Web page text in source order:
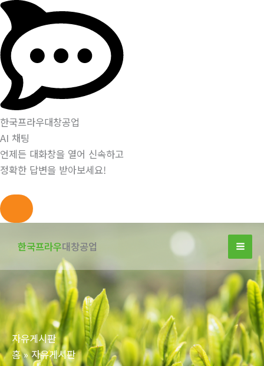
한국프라우대창공업
AI 채팅
언제든 대화창을 열어 신속하고
정확한 답변을 받아보세요!
너
뛰
기
한국프라우대창공업
자유게시판
홈
자유게시판